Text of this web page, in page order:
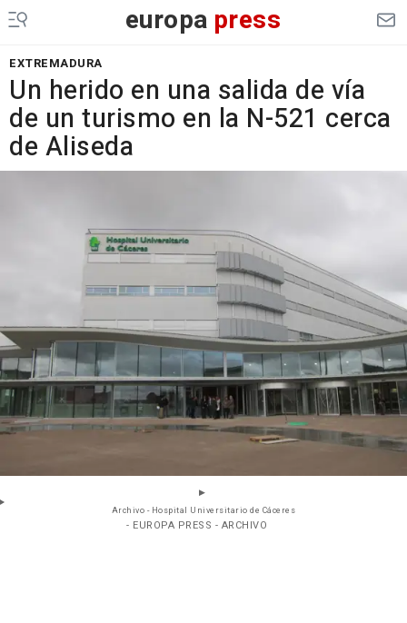
europa press
EXTREMADURA
Un herido en una salida de vía
de un turismo en la N-521 cerca
de Aliseda
Archivo - Hospital Universitario de Cáceres
- EUROPA PRESS - ARCHIVO